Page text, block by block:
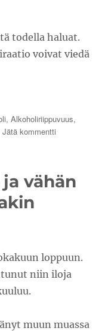
todella haluat.
voivat viedä
,Alkoholiriippuvuus,
Jätä kommentti
koet
vähän
loppuun.
niin iloja
muun muassa